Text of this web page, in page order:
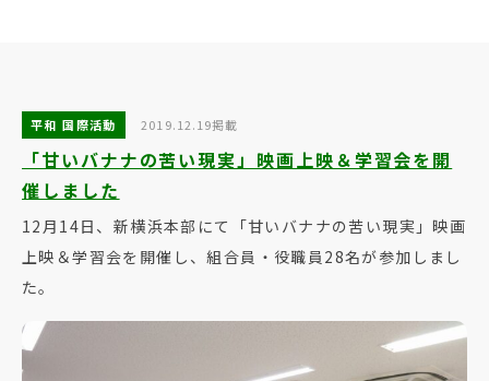
平和 国際活動 2019.12.19掲載
「甘いバナナの苦い現実」映画上映＆学習会を開
催しました
12月14日、新横浜本部にて「甘いバナナの苦い現実」映画
上映＆学習会を開催し、組合員・役職員28名が参加しまし
た。